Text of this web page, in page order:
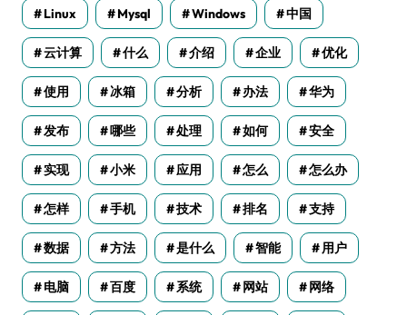
Linux Mysql Windows 中国
云计算 什么 介绍 企业 优化
使用 冰箱 分析 办法 华为
发布 哪些 处理 如何 安全
实现 小米 应用 怎么 怎么办
怎样 手机 技术 排名 支持
数据 方法 是什么 智能 用户
电脑 百度 系统 网站 网络